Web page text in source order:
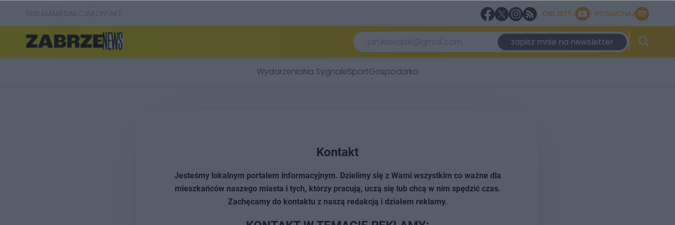
REKLAMAREDAKCJAKONTAKT OBEJRZYJ POSŁUCHAJ
zapisz mnie na newsletter
WydarzeniaNa SygnaleSportGospodarka
Kontakt
Jesteśmy lokalnym portalem informacyjnym. Dzielimy się z Wami wszystkim co ważne dla
mieszkańców naszego miasta i tych, którzy pracują, uczą się lub chcą w nim spędzić czas.
Zachęcamy do kontaktu z naszą redakcją i działem reklamy.